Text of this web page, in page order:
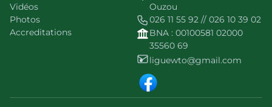
Vidéos
Photos
Accreditations
Ouzou
026 11 55 92 // 026 10 39 02
BNA : 00100581 02000
35560 69
liguewto@gmail.com